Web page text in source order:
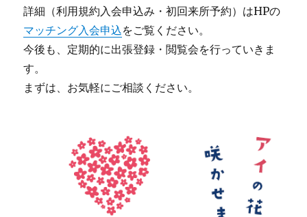
詳細（利用規約入会申込み・初回来所予約）はHPの
マッチング入会申込をご覧ください。
今後も、定期的に出張登録・閲覧会を行っていきま
す。
まずは、お気軽にご相談ください。